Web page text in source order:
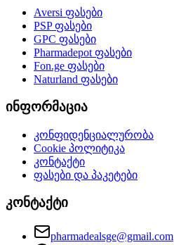
Aversi ფასები
PSPფასები
GPC ფასები
Pharmadepotფასები
Fon.ge ფასები
Naturland ფასები
ინფორმაცია
კონფიდენციალურობა
Cookie პოლიტიკა
კონტაქტი
ფასები და პაკეტები
კონტაქტი
pharmadealsge@gmail.com